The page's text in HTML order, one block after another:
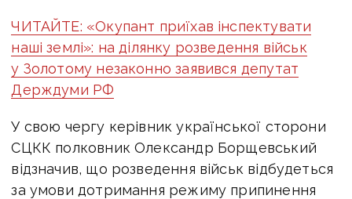
ЧИТАЙТЕ: «Окупант приїхав інспектувати
наші землі»: на ділянку розведення військ
у Золотому незаконно заявився депутат
Держдуми РФ
У свою чергу керівник української сторони
СЦКК полковник Олександр Борщевський
відзначив, що розведення військ відбудеться
за умови дотримання режиму припинення